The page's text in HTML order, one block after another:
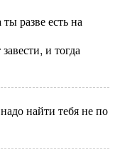
ты разве есть на
и тогда
найти тебя не по